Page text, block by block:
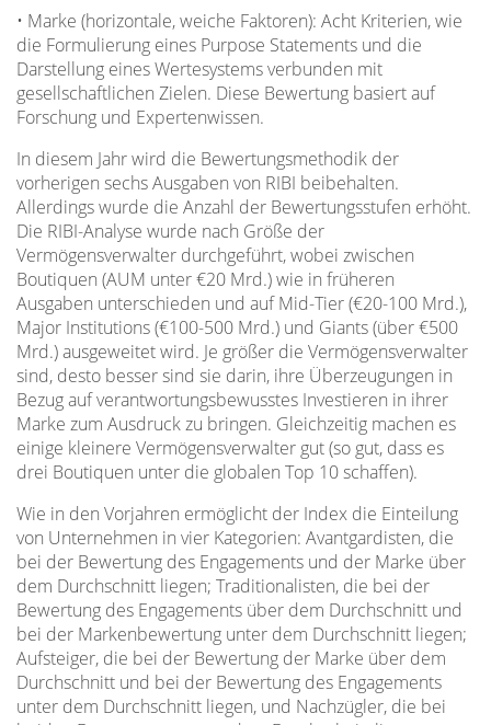
• Marke (horizontale, weiche Faktoren): Acht Kriterien, wie
die Formulierung eines Purpose Statements und die
Darstellung eines Wertesystems verbunden mit
gesellschaftlichen Zielen. Diese Bewertung basiert auf
Forschung und Expertenwissen.
In diesem Jahr wird die Bewertungsmethodik der
vorherigen sechs Ausgaben von RIBI beibehalten.
Allerdings wurde die Anzahl der Bewertungsstufen erhöht.
Die RIBI-Analyse wurde nach Größe der
Vermögensverwalter durchgeführt, wobei zwischen
Boutiquen (AUM unter €20 Mrd.) wie in früheren
Ausgaben unterschieden und auf Mid-Tier (€20-100 Mrd.),
Major Institutions (€100-500 Mrd.) und Giants (über €500
Mrd.) ausgeweitet wird. Je größer die Vermögensverwalter
sind, desto besser sind sie darin, ihre Überzeugungen in
Bezug auf verantwortungsbewusstes Investieren in ihrer
Marke zum Ausdruck zu bringen. Gleichzeitig machen es
einige kleinere Vermögensverwalter gut (so gut, dass es
drei Boutiquen unter die globalen Top 10 schaffen).
Wie in den Vorjahren ermöglicht der Index die Einteilung
von Unternehmen in vier Kategorien: Avantgardisten, die
bei der Bewertung des Engagements und der Marke über
dem Durchschnitt liegen; Traditionalisten, die bei der
Bewertung des Engagements über dem Durchschnitt und
bei der Markenbewertung unter dem Durchschnitt liegen;
Aufsteiger, die bei der Bewertung der Marke über dem
Durchschnitt und bei der Bewertung des Engagements
unter dem Durchschnitt liegen, und Nachzügler, die bei